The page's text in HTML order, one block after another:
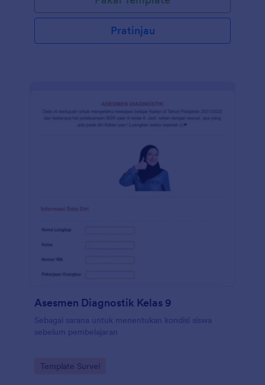
kecepatan layanan dan lain-lain. Untuk memberikan
tingkat layanan tertinggi, formulir ulasan restoran ini
akan membantu Anda memahami pelanggan dan
baru, Anda dapat membuat survei sempurna yang
Anda butuhkan hanya dalam beberapa menit!
untuk mengubah Formulir Ulasan Restoran sesuai
dengan kebutuhan Anda. Anda juga dapat
menyinkronkan kiriman tanggapan dan unggahan ke
akun Anda yang lain dengan 100+ integrasi formulir
gratis kami, seperti Google Drive, Dropbox, Slack,
gunakan di Jotform!
Pratinjau
Asesmen Diagnostik Kelas 9
Sebagai sarana untuk menentukan kondisi siswa
sebelum pembelajaran
Go to Category:
Template Survei